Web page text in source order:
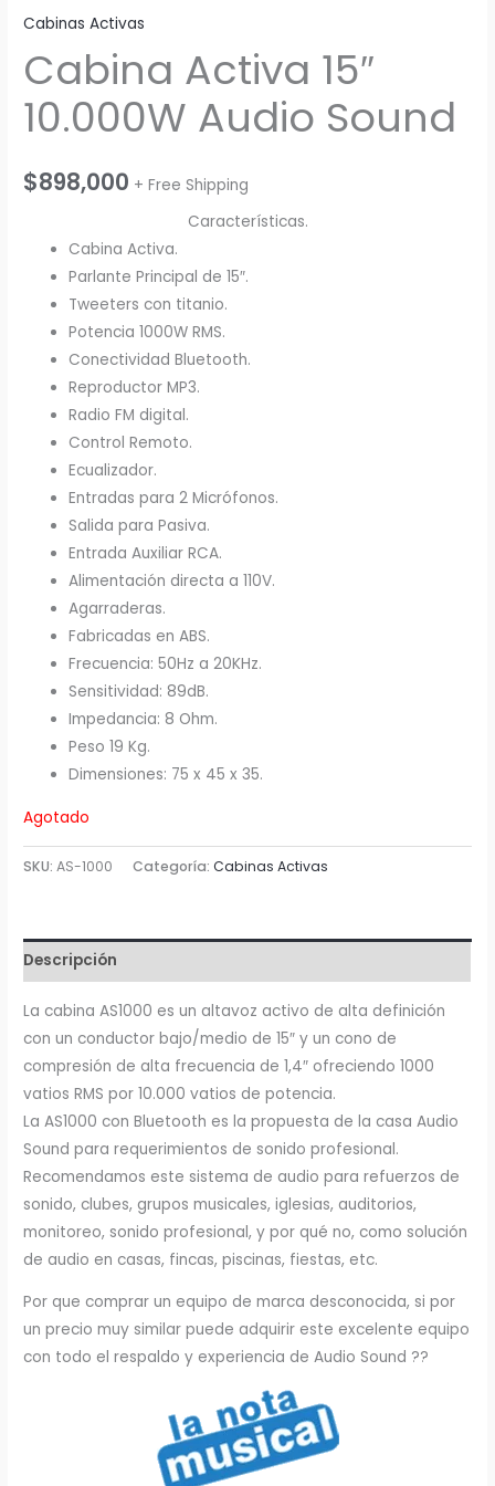
Cabinas Activas
Cabina Activa 15″
10.000W Audio Sound
$898,000 + Free Shipping
Características.
Cabina Activa.
Parlante Principal de 15″.
Tweeters con titanio.
Potencia 1000W RMS.
Conectividad Bluetooth.
Reproductor MP3.
Radio FM digital.
Control Remoto.
Ecualizador.
Entradas para 2 Micrófonos.
Salida para Pasiva.
Entrada Auxiliar RCA.
Alimentación directa a 110V.
Agarraderas.
Fabricadas en ABS.
Frecuencia: 50Hz a 20KHz.
Sensitividad: 89dB.
Impedancia: 8 Ohm.
Peso 19 Kg.
Dimensiones: 75 x 45 x 35.
Agotado
SKU:AS-1000 Categoría:Cabinas Activas
Descripción
La cabina AS1000 es un altavoz activo de alta definición
con un conductor bajo/medio de 15″ y un cono de
compresión de alta frecuencia de 1,4″ ofreciendo 1000
vatios RMS por 10.000 vatios de potencia.
La AS1000 con Bluetooth es la propuesta de la casa Audio
Sound para requerimientos de sonido profesional.
Recomendamos este sistema de audio para refuerzos de
sonido, clubes, grupos musicales, iglesias, auditorios,
monitoreo, sonido profesional, y por qué no, como solución
de audio en casas, fincas, piscinas, fiestas, etc.
Por que comprar un equipo de marca desconocida, si por
un precio muy similar puede adquirir este excelente equipo
con todo el respaldo y experiencia de Audio Sound ??